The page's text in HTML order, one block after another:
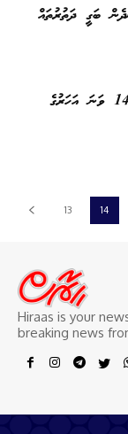
ބަގީ ދަތުރުތައް
މާލެ ސިޓީ ކައުންސިލްގެ 1444 ވަނަ އަހަރުގެ
13 14
Hiraas is your
breaking news